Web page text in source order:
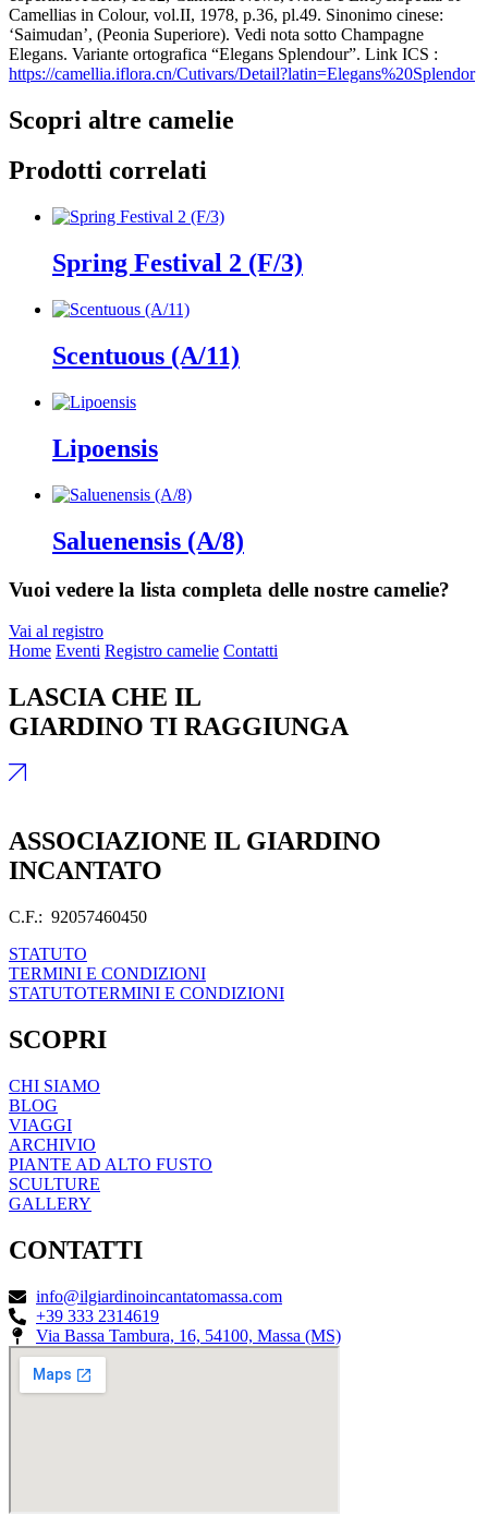
Camellias in Colour, vol.II, 1978, p.36, pl.49. Sinonimo cinese:
‘Saimudan’, (Peonia Superiore). Vedi nota sotto Champagne
Elegans. Variante ortografica “Elegans Splendour”. Link ICS :
https://camellia.iflora.cn/Cutivars/Detail?latin=Elegans%20Splendor
Scopri altre camelie
Prodotti correlati
Spring Festival 2 (F/3)
Scentuous (A/11)
Lipoensis
Saluenensis (A/8)
Vuoi vedere la lista completa delle nostre camelie?
Vai al registro
Home Eventi Registro camelie Contatti
LASCIA CHE IL
GIARDINO TI RAGGIUNGA
ASSOCIAZIONE IL GIARDINO
INCANTATO
C.F.: 92057460450
STATUTO
TERMINI E CONDIZIONI
STATUTOTERMINI E CONDIZIONI
SCOPRI
CHI SIAMO
BLOG
VIAGGI
ARCHIVIO
PIANTE AD ALTO FUSTO
SCULTURE
GALLERY
CONTATTI
info@ilgiardinoincantatomassa.com
+39 333 2314619
Via Bassa Tambura, 16, 54100, Massa (MS)